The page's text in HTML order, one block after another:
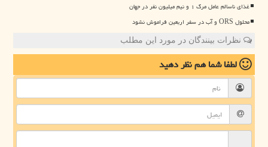
غذای ناسالم عامل مرگ ۱ و نیم میلیون نفر در جهان
محلول ORS و آب در سفر اربعین فراموش نشود
نظرات بینندگان در مورد این مطلب
لطفا شما همنظر دهید